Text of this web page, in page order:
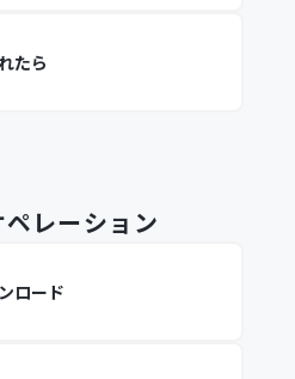
たら
レーション
ロード